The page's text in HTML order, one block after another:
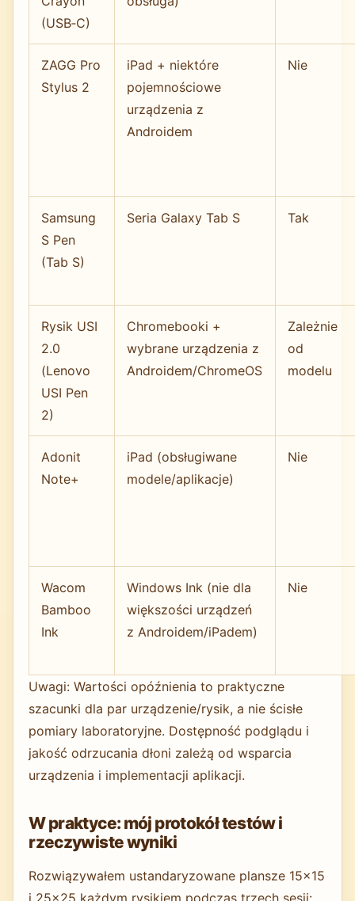
(USB‑C)
ZAGG Pro
Stylus 2
iPad + niektóre
pojemnościowe
urządzenia z
Androidem
Nie
Samsung
S Pen
(Tab S)
Seria Galaxy Tab S Tak
Rysik USI
2.0
(Lenovo
USI Pen
2)
Chromebooki +
wybrane urządzenia z
Androidem/ChromeOS
Zależnie
od
modelu
Adonit
Note+
iPad (obsługiwane
modele/aplikacje)
Nie
Wacom
Bamboo
Ink
Windows Ink (nie dla
większości urządzeń
z Androidem/iPadem)
Nie
Uwagi: Wartości opóźnienia to praktyczne
szacunki dla par urządzenie/rysik, a nie ścisłe
pomiary laboratoryjne. Dostępność podglądu i
jakość odrzucania dłoni zależą od wsparcia
urządzenia i implementacji aplikacji.
W praktyce: mój protokół testów i
rzeczywiste wyniki
Rozwiązywałem ustandaryzowane plansze 15×15